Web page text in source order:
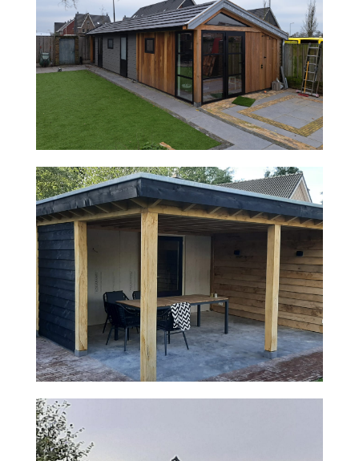
VERANDA VAN EIKENHOUT
PLAATSEN DAKKAPEL EN REALISATIE
VLIERING EN SLAAPKAMERS OP DE
ZOLDER